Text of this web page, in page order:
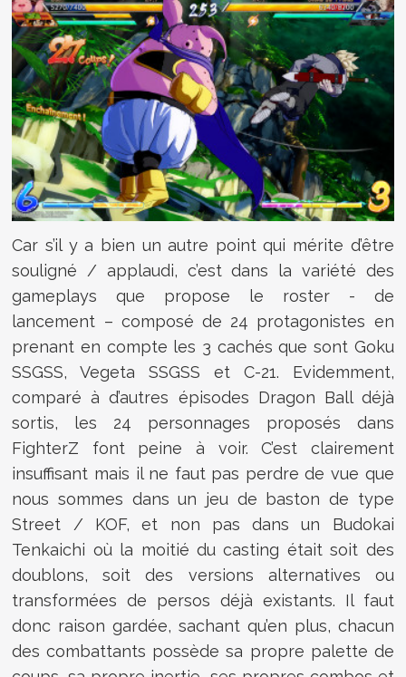
Car s’il y a bien un autre point qui mérite d’être
souligné / applaudi, c’est dans la variété des
gameplays que propose le roster - de
lancement – composé de 24 protagonistes en
prenant en compte les 3 cachés que sont Goku
SSGSS, Vegeta SSGSS et C-21. Evidemment,
comparé à d’autres épisodes Dragon Ball déjà
sortis, les 24 personnages proposés dans
FighterZ font peine à voir. C’est clairement
insuffisant mais il ne faut pas perdre de vue que
nous sommes dans un jeu de baston de type
Street / KOF, et non pas dans un Budokai
Tenkaichi où la moitié du casting était soit des
doublons, soit des versions alternatives ou
transformées de persos déjà existants. Il faut
donc raison gardée, sachant qu’en plus, chacun
des combattants possède sa propre palette de